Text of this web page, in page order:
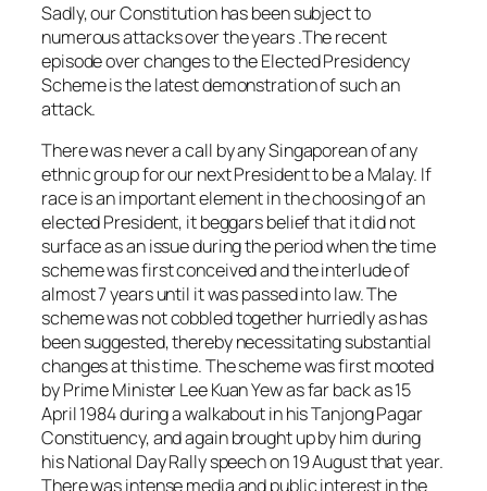
Sadly, our Constitution has been subject to
numerous attacks over the years .The recent
episode over changes to the Elected Presidency
Scheme is the latest demonstration of such an
attack.
There was never a call by any Singaporean of any
ethnic group for our next President to be a Malay. If
race is an important element in the choosing of an
elected President, it beggars belief that it did not
surface as an issue during the period when the time
scheme was first conceived and the interlude of
almost 7 years until it was passed into law. The
scheme was not cobbled together hurriedly as has
been suggested, thereby necessitating substantial
changes at this time. The scheme was first mooted
by Prime Minister Lee Kuan Yew as far back as 15
April 1984 during a walkabout in his Tanjong Pagar
Constituency, and again brought up by him during
his National Day Rally speech on 19 August that year.
There was intense media and public interest in the